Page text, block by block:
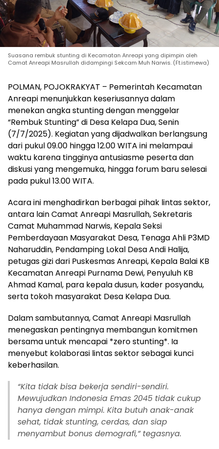
Suasana rembuk stunting di Kecamatan Anreapi yang dipimpin oleh
Camat Anreapi Masrullah didampingi Sekcam Muh Narwis. (Ft.istimewa)
POLMAN, POJOKRAKYAT – Pemerintah Kecamatan
Anreapi menunjukkan keseriusannya dalam
menekan angka stunting dengan menggelar
“Rembuk Stunting” di Desa Kelapa Dua, Senin
(7/7/2025). Kegiatan yang dijadwalkan berlangsung
dari pukul 09.00 hingga 12.00 WITA ini melampaui
waktu karena tingginya antusiasme peserta dan
diskusi yang mengemuka, hingga forum baru selesai
pada pukul 13.00 WITA.
Acara ini menghadirkan berbagai pihak lintas sektor,
antara lain Camat Anreapi Masrullah, Sekretaris
Camat Muhammad Narwis, Kepala Seksi
Pemberdayaan Masyarakat Desa, Tenaga Ahli P3MD
Naharuddin, Pendamping Lokal Desa Andi Halija,
petugas gizi dari Puskesmas Anreapi, Kepala Balai KB
Kecamatan Anreapi Purnama Dewi, Penyuluh KB
Ahmad Kamal, para kepala dusun, kader posyandu,
serta tokoh masyarakat Desa Kelapa Dua.
Dalam sambutannya, Camat Anreapi Masrullah
menegaskan pentingnya membangun komitmen
bersama untuk mencapai *zero stunting*. Ia
menyebut kolaborasi lintas sektor sebagai kunci
keberhasilan.
“Kita tidak bisa bekerja sendiri-sendiri.
Mewujudkan Indonesia Emas 2045 tidak cukup
hanya dengan mimpi. Kita butuh anak-anak
sehat, tidak stunting, cerdas, dan siap
menyambut bonus demografi,” tegasnya.